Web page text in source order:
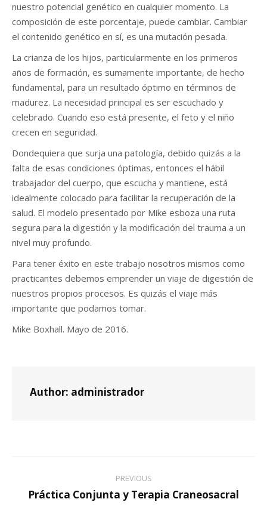
nuestro potencial genético en cualquier momento. La
composición de este porcentaje, puede cambiar. Cambiar
el contenido genético en sí, es una mutación pesada.
La crianza de los hijos, particularmente en los primeros
años de formación, es sumamente importante, de hecho
fundamental, para un resultado óptimo en términos de
madurez. La necesidad principal es ser escuchado y
celebrado. Cuando eso está presente, el feto y el niño
crecen en seguridad.
Dondequiera que surja una patología, debido quizás a la
falta de esas condiciones óptimas, entonces el hábil
trabajador del cuerpo, que escucha y mantiene, está
idealmente colocado para facilitar la recuperación de la
salud. El modelo presentado por Mike esboza una ruta
segura para la digestión y la modificación del trauma a un
nivel muy profundo.
Para tener éxito en este trabajo nosotros mismos como
practicantes debemos emprender un viaje de digestión de
nuestros propios procesos. Es quizás el viaje más
importante que podamos tomar.
Mike Boxhall. Mayo de 2016.
Author: administrador
navigation
PREVIOUS
Previous
Práctica Conjunta y Terapia Craneosacral